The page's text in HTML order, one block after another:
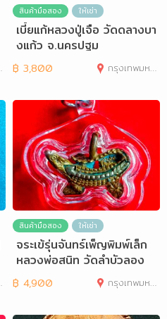
สินค้ามือสอง ให้เช่า
เบี้ยแก้หลวงปู่เจือ วัดดลางบา
งแก้ว จ.นครปฐม
฿ 3,800 กรุงเทพมหานคร
สินค้ามือสอง ให้เช่า
จระเข้รุ่นจันทร์เพ็ญพิมพ์เล็ก
หลวงพ่อสนิท วัดลำบัวลอง
฿ 4,900 กรุงเทพมหานคร